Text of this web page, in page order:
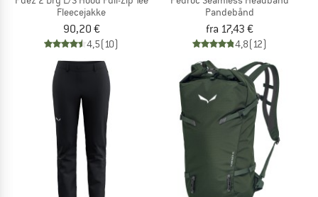
Fleecejakke
90,20 €
4,5(10)
Pandebånd
fra 17,43 €
4,8(12)